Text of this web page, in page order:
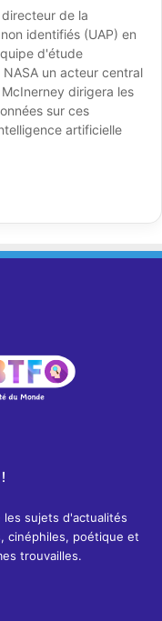
de la
identifiés (UAP) en
d'étude
un acteur central
dirigera les
sur ces
artificielle
sujets d'actualités
cinéphiles, poétique et
trouvailles.